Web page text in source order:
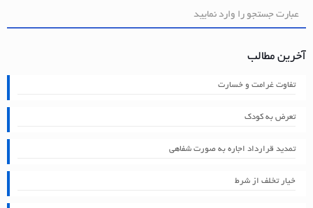
آخرین مطالب
تفاوت غرامت و خسارت
تعرض به کودک
تمدید قرارداد اجاره به صورت شفاهی
خیار تخلف از شرط